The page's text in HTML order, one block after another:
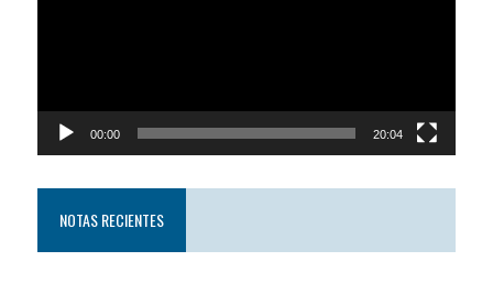
00:00 20:04
NOTAS RECIENTES